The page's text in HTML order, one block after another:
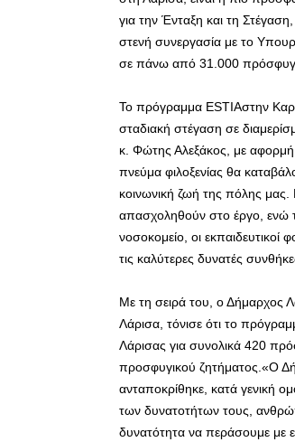
για την Ένταξη και τη
στενή συνεργασία με το
σε πάνω από 31.000
Το πρόγραμμα ESTIAστην
σταδιακή στέγαση σε
κ. Φώτης Αλεξάκος, με
πνεύμα φιλοξενίας θα
κοινωνική ζωή της πόλης μας.
απασχοληθούν στο έργο, ενώ
νοσοκομείο, οι
τις καλύτερες δυνατές
Με τη σειρά του, ο Δήμαρχος
Λάρισα, τόνισε ότι το
Λάρισας για συνολικά 420
προσφυγικού ζητήματος.«Ο
ανταποκρίθηκε, κατά γενική
των δυνατοτήτων τους,
δυνατότητα να περάσουμε με